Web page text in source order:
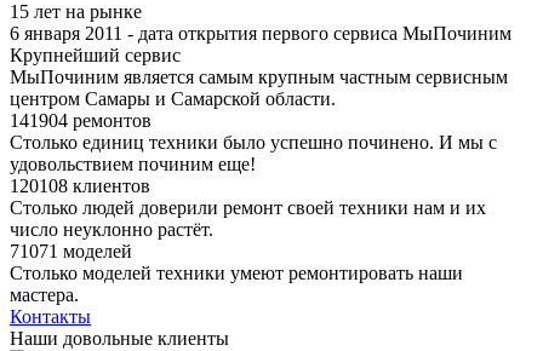
15 лет на рынке
6 января 2011 - дата открытия первого сервиса МыПочиним
Крупнейший сервис
МыПочиним является самым крупным частным сервисным
центром Самары и Самарской области.
141904 ремонтов
Столько единиц техники было успешно починено. И мы с
удовольствием починим еще!
120108 клиентов
Столько людей доверили ремонт своей техники нам и их
число неуклонно растёт.
71071 моделей
Столько моделей техники умеют ремонтировать наши
мастера.
Контакты
Наши довольные клиенты